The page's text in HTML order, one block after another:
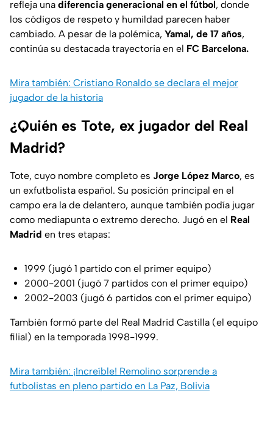
refleja una diferencia generacional en el fútbol, donde
los códigos de respeto y humildad parecen haber
cambiado. A pesar de la polémica, Yamal, de 17 años,
continúa su destacada trayectoria en el FC Barcelona.
Mira también: Cristiano Ronaldo se declara el mejor
jugador de la historia
¿Quién es Tote, ex jugador del Real
Madrid?
Tote, cuyo nombre completo es Jorge López Marco, es
un exfutbolista español. Su posición principal en el
campo era la de delantero, aunque también podía jugar
como mediapunta o extremo derecho. Jugó en el Real
Madrid en tres etapas:
1999 (jugó 1 partido con el primer equipo)
2000-2001 (jugó 7 partidos con el primer equipo)
2002-2003 (jugó 6 partidos con el primer equipo)
También formó parte del Real Madrid Castilla (el equipo
filial) en la temporada 1998-1999.
Mira también: ¡Increíble! Remolino sorprende a
futbolistas en pleno partido en La Paz, Bolivia